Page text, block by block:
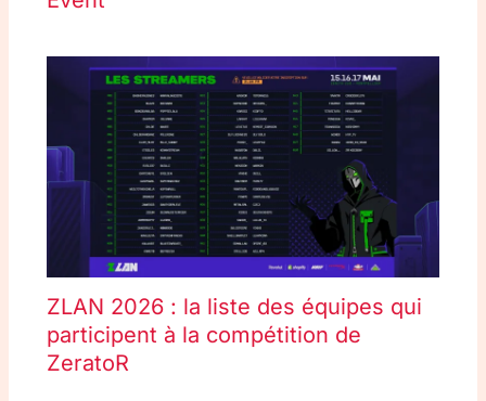
ZLAN 2026 : la liste des équipes qui
participent à la compétition de
ZeratoR